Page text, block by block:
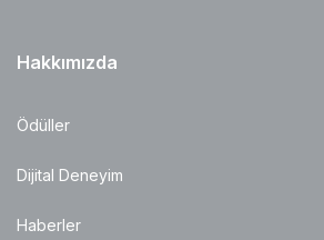
Hakkımızda
Ödüller
Dijital Deneyim
Haberler